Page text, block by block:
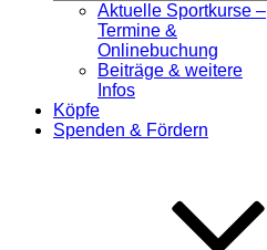
Aktuelle Sportkurse –
Termine &
Onlinebuchung
Beiträge & weitere
Infos
Köpfe
Spenden & Fördern